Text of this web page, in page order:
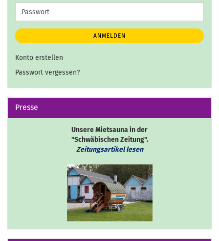
Adresse
Passwort
ANMELDEN
Konto erstellen
Passwort vergessen?
Presse
Unsere Mietsauna in der
"Schwäbischen Zeitung".
Zeitungsartikel lesen